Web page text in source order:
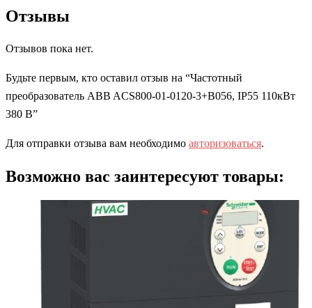
Отзывы
Отзывов пока нет.
Будьте первым, кто оставил отзыв на “Частотный
преобразователь ABB ACS800-01-0120-3+B056, IP55 110кВт
380 В”
Для отправки отзыва вам необходимо авторизоваться.
Возможно вас заинтересуют товары: